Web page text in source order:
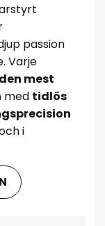
passion
Varje
den mest
med tidlös
i